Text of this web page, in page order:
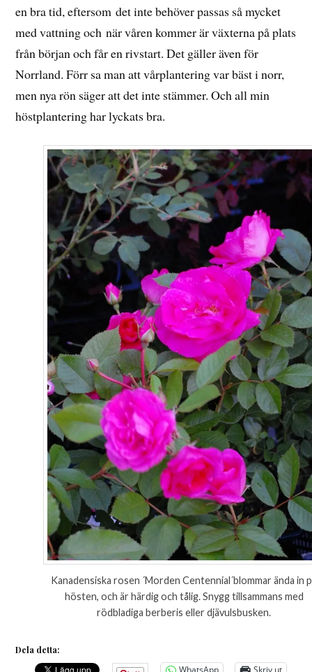
en bra tid, eftersom det inte behöver passas så mycket
med vattning och när våren kommer är växterna på plats
från början och får en rivstart. Det gäller även för
Norrland. Förr sa man att vårplantering var bäst i norr,
men nya rön säger att det inte stämmer. Och all min
höstplantering har lyckats bra.
Kanadensiska rosen ´Morden Centennial´blommar ända in
hösten, och är härdig och tålig. Snygg tillsammans med
rödbladiga berberis eller djävulsbusken.
Dela detta: